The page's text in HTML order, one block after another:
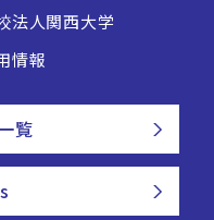
法人関西大学
情報
覧